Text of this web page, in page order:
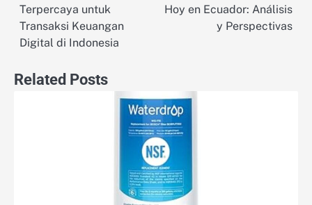
navigation
Terpercaya untuk
Transaksi Keuangan
Digital di Indonesia
Hoy en Ecuador: Análisis
y Perspectivas
Related Posts